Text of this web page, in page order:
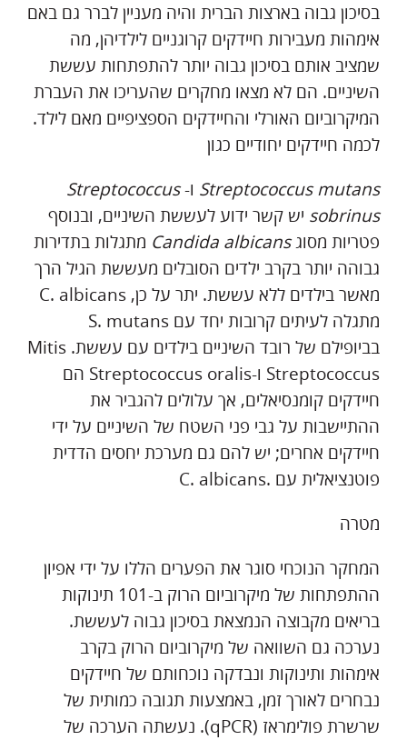
בסיכון גבוה בארצות הברית והיה מעניין לברר גם באם
אימהות מעבירות חיידקים קרוגניים לילדיהן, מה
שמציב אותם בסיכון גבוה יותר להתפתחות עששת
השיניים. הם לא מצאו מחקרים שהעריכו את העברת
המיקרוביום האורלי והחיידקים הספציפיים מאם לילד.
לכמה חיידקים יחודיים כגון
Streptococcus mutans ו-Streptococcus
sobrinus יש קשר ידוע לעששת השיניים, ובנוסף
פטריות מסוגCandida albicans מתגלות בתדירות
גבוהה יותר בקרב ילדים הסובלים מעששת הגיל הרך
מאשר בילדים ללא עששת. יתר על כן, C. albicans
מתגלה לעיתים קרובות יחד עם S. mutans
בביופילם של רובד השיניים בילדים עם עששת. Mitis
Streptococcus ו-Streptococcus oralis הם
חיידקים קומנסיאלים, אך עלולים להגביר את
ההתיישבות על גבי פני השטח של השיניים על ידי
חיידקים אחרים; יש להם גם מערכת יחסים הדדית
פוטנציאלית עם .C. albicans
מטרה
המחקר הנוכחי סוגר את הפערים הללו על ידי אפיון
ההתפתחות של מיקרוביום הרוק ב-101 תינוקות
בריאים מקבוצה הנמצאת בסיכון גבוה לעששת.
נערכה גם השוואה של מיקרוביום הרוק בקרב
אימהות ותינוקות ונבדקה נוכחותם של חיידקים
נבחרים לאורך זמן, באמצעות תגובה כמותית של
שרשרת פולימראז (qPCR). נעשתה הערכה של